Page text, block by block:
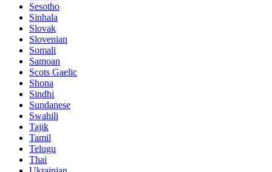
Sesotho
Sinhala
Slovak
Slovenian
Somali
Samoan
Scots Gaelic
Shona
Sindhi
Sundanese
Swahili
Tajik
Tamil
Telugu
Thai